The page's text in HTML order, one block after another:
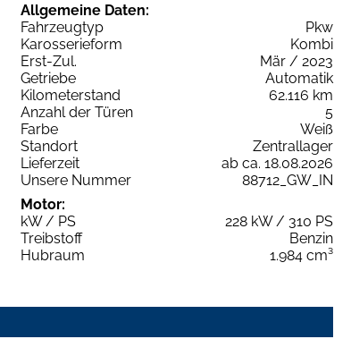
Allgemeine Daten:
Fahrzeugtyp
Pkw
Karosserieform
Kombi
Erst-Zul.
Mär / 2023
Getriebe
Automatik
Kilometerstand
62.116 km
Anzahl der Türen
5
Farbe
Weiß
Standort
Zentrallager
Lieferzeit
ab ca. 18.08.2026
Unsere Nummer
88712_GW_IN
Motor:
kW / PS
228 kW / 310 PS
Treibstoff
Benzin
Hubraum
1.984 cm³